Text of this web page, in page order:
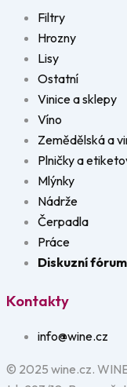
Filtry
Hrozny
Lisy
Ostatní
Vinice a sklepy
Víno
Zemědělská a
Plničky a
Mlýnky
Nádrže
Čerpadla
Práce
Diskuzní fórum
Kontakty
info@wine.cz
© 2025 wine.cz.